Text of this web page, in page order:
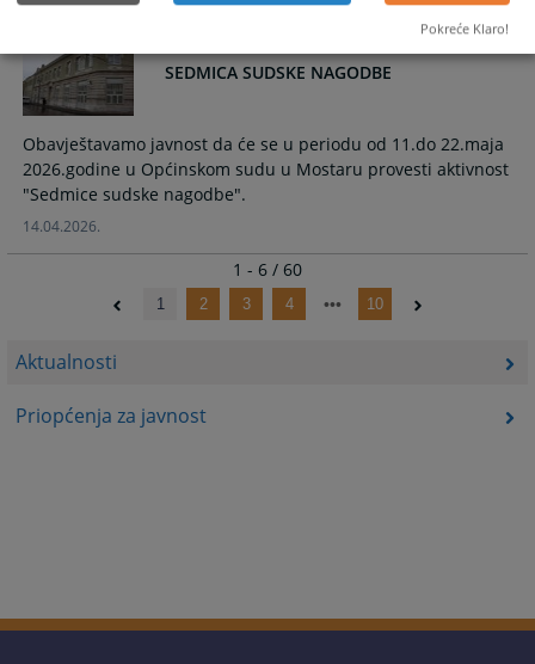
Aktualnosti
Priopćenja za javnost
SEDMICA SUDSKE NAGODBE
Obavještavamo javnost da će se u periodu od 11.do 22.maja
2026.godine u Općinskom sudu u Mostaru provesti aktivnost
"Sedmice sudske nagodbe".
14.04.2026.
1 - 6 / 60
1 2 3 4 10
Pokreće Klaro!